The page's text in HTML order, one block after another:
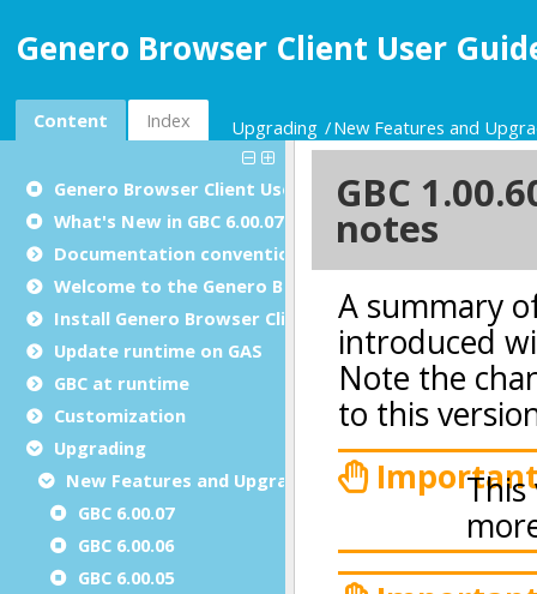
Genero Browser Client User
Content Index Upgrading New Features and
Genero Browser Client User Guide
What's New in GBC 6.00.07
Documentation conventions
Welcome to the Genero Browser Client
Install Genero Browser Client
Update runtime on GAS
GBC at runtime
Customization
Upgrading
New Features and Upgrade Notes
GBC 6.00.07
GBC 6.00.06
GBC 6.00.05